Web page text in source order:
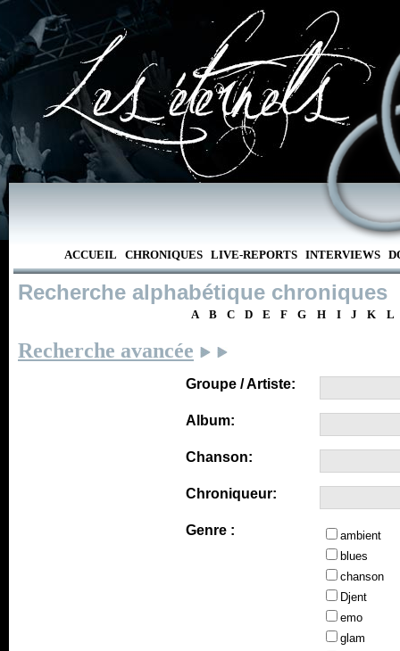
ACCUEIL CHRONIQUES LIVE-REPORTS INTERVIEWS
Recherche alphabétique chroniques
A B C D E F G H I J K L
Recherche avancée
Groupe / Artiste:
Album:
Chanson:
Chroniqueur:
Genre :
ambient
blues
chanson
Djent
emo
glam